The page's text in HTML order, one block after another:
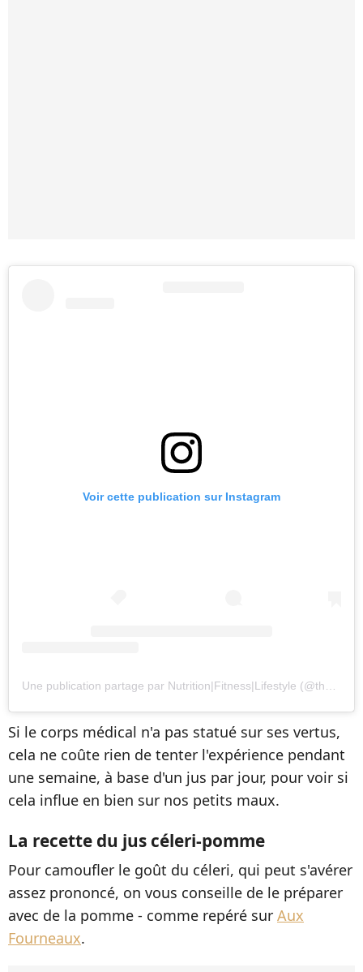
Voir cette publication sur Instagram
Une publication partage par Nutrition|Fitness|Lifestyle (@thecleanlifemama)
Si le corps médical n'a pas statué sur ses vertus,
cela ne coûte rien de tenter l'expérience pendant
une semaine, à base d'un jus par jour, pour voir si
cela influe en bien sur nos petits maux.
La recette du jus céleri-pomme
Pour camoufler le goût du céleri, qui peut s'avérer
assez prononcé, on vous conseille de le préparer
avec de la pomme - comme repéré sur Aux
Fourneaux.